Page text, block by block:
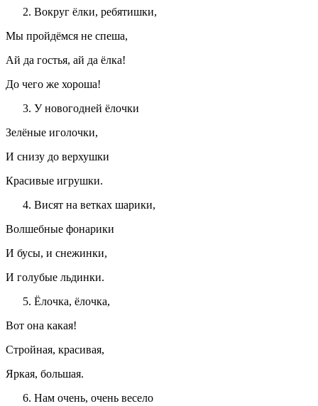
Вокруг ёлки, ребятишки,
Мы пройдёмся не спеша,
Ай да гостья, ай да ёлка!
До чего же хороша!
У новогодней ёлочки
Зелёные иголочки,
И снизу до верхушки
Красивые игрушки.
Висят на ветках шарики,
Волшебные фонарики
И бусы, и снежинки,
И голубые льдинки.
Ёлочка, ёлочка,
Вот она какая!
Стройная, красивая,
Яркая, большая.
Нам очень, очень весело